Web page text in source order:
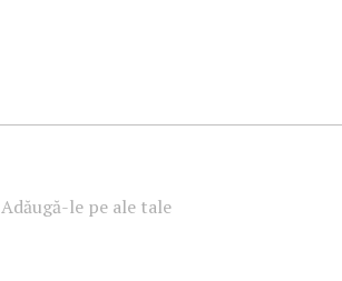
Adăugă-le pe ale tale